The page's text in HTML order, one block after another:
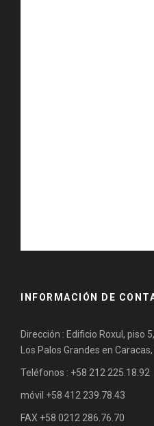
INFORMACIÓN DE
Dirección : Edificio Roxul, piso
Los Palos Grandes en
Teléfonos : +58 212 225.18.92
móvil +58 412 239.78.43
FAX +58 0212 286.76.70